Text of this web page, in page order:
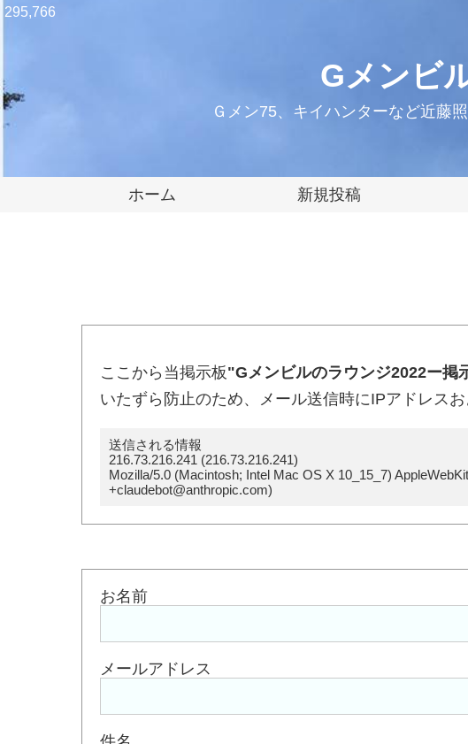
Gメンビ
Ｇメン75、キイハンターなど近藤
ホーム 新規投稿
295,766
ここから当掲示板"Gメンビルのラウンジ2022ー掲
いたずら防止のため、メール送信時にIPアドレス
送信される情報
216.73.216.241 (216.73.216.241)
Mozilla/5.0 (Macintosh; Intel Mac OS X 10_15_7)
+claudebot@anthropic.com)
お名前
メールアドレス